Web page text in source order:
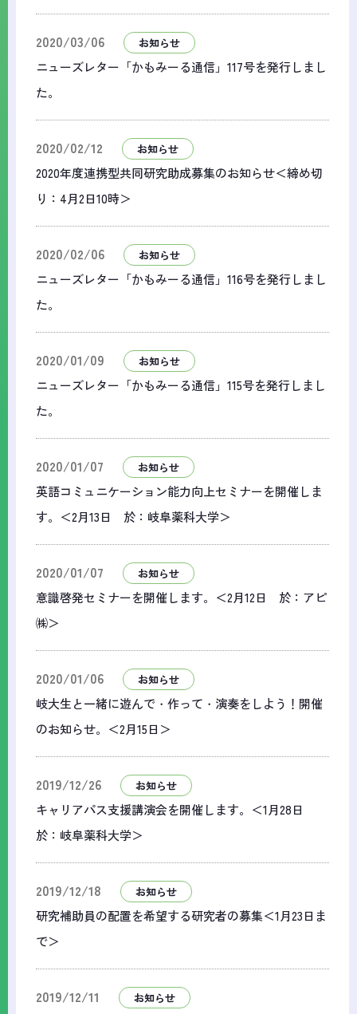
2020/03/06 お知らせ
ニューズレター「かもみーる通信」117号を発行しまし
た。
2020/02/12 お知らせ
2020年度連携型共同研究助成募集のお知らせ＜締め切
り：4月2日10時＞
2020/02/06 お知らせ
ニューズレター「かもみーる通信」116号を発行しまし
た。
2020/01/09 お知らせ
ニューズレター「かもみーる通信」115号を発行しまし
た。
2020/01/07 お知らせ
英語コミュニケーション能力向上セミナーを開催しま
す。＜2月13日 於：岐阜薬科大学＞
2020/01/07 お知らせ
意識啓発セミナーを開催します。＜2月12日 於：アピ
㈱＞
2020/01/06 お知らせ
岐大生と一緒に遊んで・作って・演奏をしよう！開催
のお知らせ。＜2月15日＞
2019/12/26 お知らせ
キャリアパス支援講演会を開催します。＜1月28日
於：岐阜薬科大学＞
2019/12/18 お知らせ
研究補助員の配置を希望する研究者の募集＜1月23日ま
で＞
2019/12/11 お知らせ